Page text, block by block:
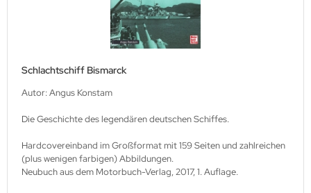
Schlachtschiff Bismarck
Autor: Angus Konstam
Die Geschichte des legendären deutschen Schiffes.
Hardcovereinband im Großformat mit 159 Seiten und zahlreichen
(plus wenigen farbigen) Abbildungen.
Neubuch aus dem Motorbuch-Verlag, 2017, 1. Auflage.